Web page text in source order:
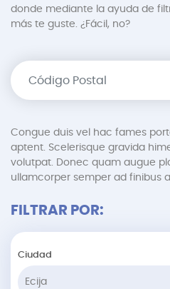
donde mediante la ayuda de
más te guste. ¿Fácil, no?
Congue duis vel hac fames
aptent. Scelerisque gravida
volutpat. Donec quam augue
ullamcorper semper ad finibus
FILTRAR POR:
Ciudad